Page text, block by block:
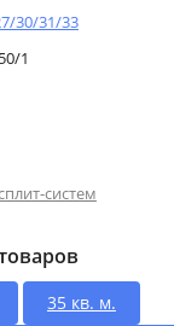
30/31/33
1
систем
35 кв. м.